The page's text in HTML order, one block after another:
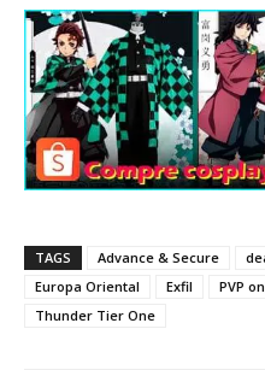
TAGS Advance & Secure
Europa Oriental
Exfil PVP
Thunder Tier One